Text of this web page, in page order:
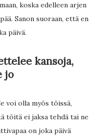
koska edelleen arjen
Sanon suoraan, että en
päivä.
kansoja,
jo
voi olla myös töissä,
töitä ei jaksa tehdä tai ne
on joka päivä